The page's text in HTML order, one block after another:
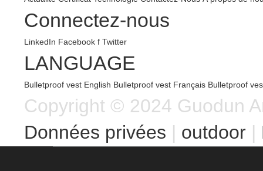
Connectez-nous
LinkedIn Facebook f Twitter
LANGUAGE
Bulletproof vest English Bulletproof vest Français Bulletproof
Copyright © 2024 Guodun
Données privées | outdoor |